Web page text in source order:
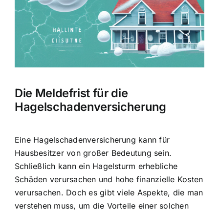
Hausratversicherung
Berufsunfähigkeitsversicherung
Weitere Tarifvergleiche
Die Meldefrist für die
Hagelschadenversicherung
Eine Hagelschadenversicherung kann für
Hausbesitzer von großer Bedeutung sein.
Schließlich kann ein Hagelsturm erhebliche
Schäden verursachen und hohe finanzielle Kosten
verursachen. Doch es gibt viele Aspekte, die man
verstehen muss, um die Vorteile einer solchen